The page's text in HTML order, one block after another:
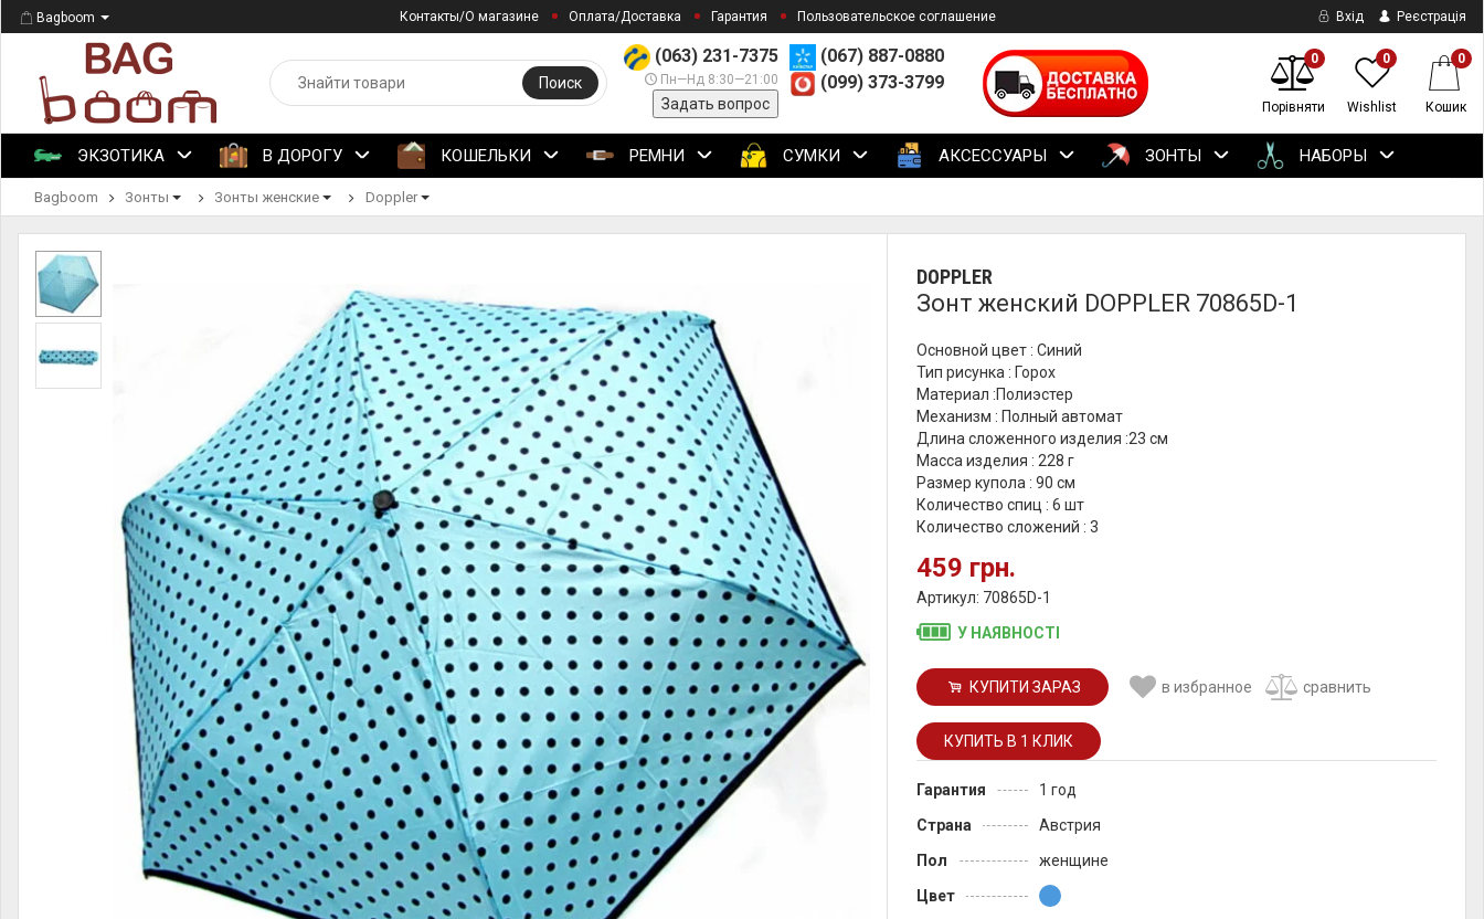
Bagboom Контакты/О магазине Оплата/Доставка Гарантия Пользовательское соглашение Вхід Реєстрація
(063) 231-7375
Пн—Нд 8:30—21:00
Задать вопрос
(067) 887-0880
(099) 373-3799
Поиск
0
Порівняти
0
Wishlist
0
Кошик
ЭКЗОТИКА В ДОРОГУ КОШЕЛЬКИ РЕМНИ СУМКИ АКСЕССУАРЫ ЗОНТЫ НАБОРЫ
Bagboom Зонты Зонты женские Doppler
DOPPLER
Зонт женский DOPPLER 70865D-1
Основной цвет : Синий
Тип рисунка : Горох
Материал :Полиэстер
Механизм : Полный автомат
Длина сложенного изделия :23 см
Масса изделия : 228 г
Размер купола : 90 см
Количество спиц : 6 шт
Количество сложений : 3
459 грн.
Артикул: 70865D-1
У НАЯВНОСТІ
КУПИТИ ЗАРАЗ в избранное сравнить
Гарантия
1 год
Страна
Австрия
Пол
женщине
Цвет